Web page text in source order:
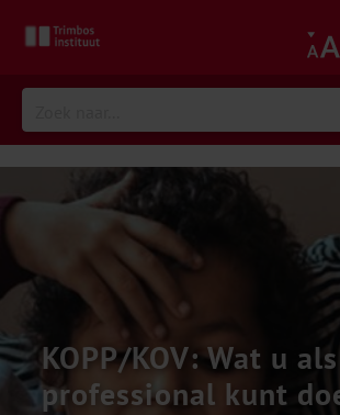
KOPP/KOV: Wat u als
professional kunt